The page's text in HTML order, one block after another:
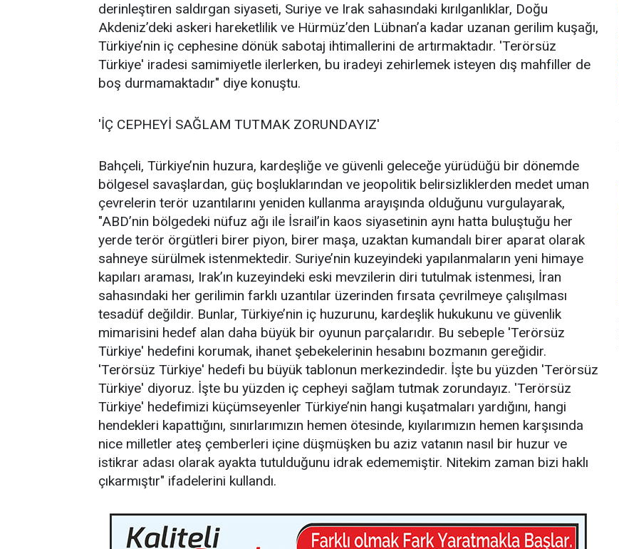
derinleştiren saldırgan siyaseti, Suriye ve Irak sahasındaki kırılganlıklar, Doğu
Akdeniz’deki askeri hareketlilik ve Hürmüz’den Lübnan’a kadar uzanan gerilim kuşağı,
Türkiye’nin iç cephesine dönük sabotaj ihtimallerini de artırmaktadır. 'Terörsüz
Türkiye' iradesi samimiyetle ilerlerken, bu iradeyi zehirlemek isteyen dış mahfiller de
boş durmamaktadır" diye konuştu.
'İÇ CEPHEYİ SAĞLAM TUTMAK ZORUNDAYIZ'
Bahçeli, Türkiye’nin huzura, kardeşliğe ve güvenli geleceğe yürüdüğü bir dönemde
bölgesel savaşlardan, güç boşluklarından ve jeopolitik belirsizliklerden medet uman
çevrelerin terör uzantılarını yeniden kullanma arayışında olduğunu vurgulayarak,
"ABD’nin bölgedeki nüfuz ağı ile İsrail’in kaos siyasetinin aynı hatta buluştuğu her
yerde terör örgütleri birer piyon, birer maşa, uzaktan kumandalı birer aparat olarak
sahneye sürülmek istenmektedir. Suriye’nin kuzeyindeki yapılanmaların yeni himaye
kapıları araması, Irak’ın kuzeyindeki eski mevzilerin diri tutulmak istenmesi, İran
sahasındaki her gerilimin farklı uzantılar üzerinden fırsata çevrilmeye çalışılması
tesadüf değildir. Bunlar, Türkiye’nin iç huzurunu, kardeşlik hukukunu ve güvenlik
mimarisini hedef alan daha büyük bir oyunun parçalarıdır. Bu sebeple 'Terörsüz
Türkiye' hedefini korumak, ihanet şebekelerinin hesabını bozmanın gereğidir.
'Terörsüz Türkiye' hedefi bu büyük tablonun merkezindedir. İşte bu yüzden 'Terörsüz
Türkiye' diyoruz. İşte bu yüzden iç cepheyi sağlam tutmak zorundayız. 'Terörsüz
Türkiye' hedefimizi küçümseyenler Türkiye’nin hangi kuşatmaları yardığını, hangi
hendekleri kapattığını, sınırlarımızın hemen ötesinde, kıyılarımızın hemen karşısında
nice milletler ateş çemberleri içine düşmüşken bu aziz vatanın nasıl bir huzur ve
istikrar adası olarak ayakta tutulduğunu idrak edememiştir. Nitekim zaman bizi haklı
çıkarmıştır" ifadelerini kullandı.